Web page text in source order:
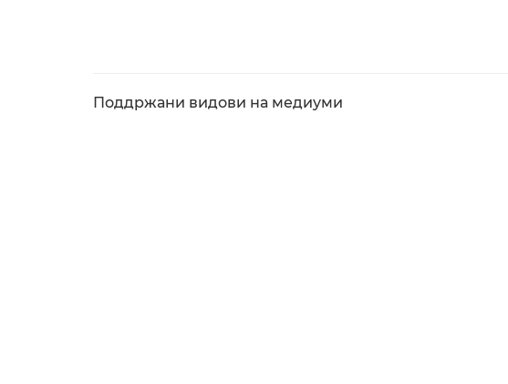
Поддржани видови на медиуми